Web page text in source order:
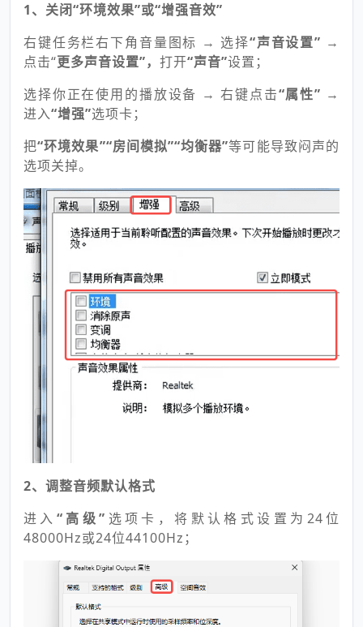
1、关闭“环境效果”或“增强音效”
右键任务栏右下角音量图标 → 选择“声音设置” →
点击“更多声音设置”， 打开“声音”设置；
选择你正在使用的播放设备 → 右键点击“属性” →
进入“增强”选项卡；
把“环境效果”“房间模拟”“均衡器”等可能导致闷声的
选项关掉。
2、调整音频默认格式
进入 “高级” 选项卡，将默认格式设置为24位
48000Hz或24位44100Hz；